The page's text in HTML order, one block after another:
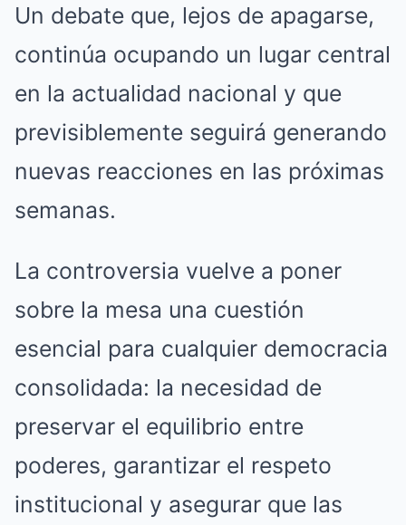
Un debate que, lejos de apagarse,
continúa ocupando un lugar central
en la actualidad nacional y que
previsiblemente seguirá generando
nuevas reacciones en las próximas
semanas.
La controversia vuelve a poner
sobre la mesa una cuestión
esencial para cualquier democracia
consolidada: la necesidad de
preservar el equilibrio entre
poderes, garantizar el respeto
institucional y asegurar que las